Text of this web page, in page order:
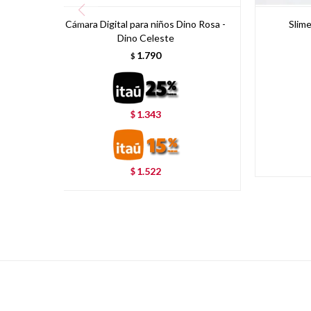
Cámara Digital para niños Dino Rosa -
Dino Celeste
$ 1.790
$ 1.343
$ 1.522